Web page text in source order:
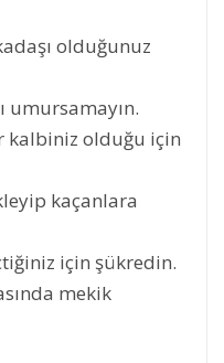
olduğunuz
umursamayın.
kalbiniz olduğu için
kaçanlara
için şükredin.
mekik